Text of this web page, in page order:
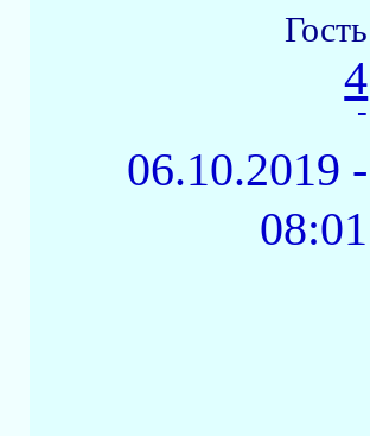
Гость
4
-
06.10.2019 -
08:01